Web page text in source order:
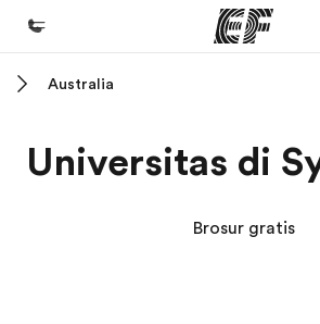
Daftar program
Australia
Universitas di
Brosur gratis